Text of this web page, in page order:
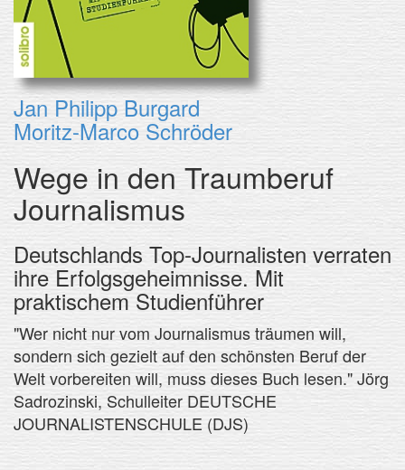
Jan Philipp Burgard
Moritz-Marco Schröder
Wege in den Traumberuf
Journalismus
Deutschlands Top-Journalisten verraten
ihre Erfolgsgeheimnisse. Mit
praktischem Studienführer
"Wer nicht nur vom Journalismus träumen will,
sondern sich gezielt auf den schönsten Beruf der
Welt vorbereiten will, muss dieses Buch lesen." Jörg
Sadrozinski, Schulleiter DEUTSCHE
JOURNALISTENSCHULE (DJS)